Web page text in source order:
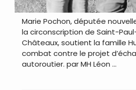
Marie Pochon, députée
la circonscription de Saint-
Châteaux, soutient la famille
combat contre le projet
autoroutier. par MH Léon …